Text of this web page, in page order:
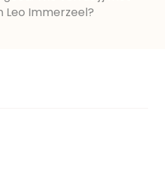
Leo Immerzeel?